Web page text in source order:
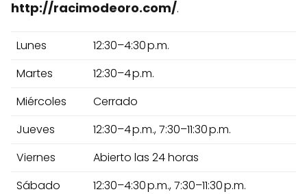
http://racimodeoro.com/.
Lunes
12:30–4:30 p.m.
Martes
12:30–4 p.m.
Miércoles
Cerrado
Jueves
12:30–4 p.m., 7:30–11:30 p.m.
Viernes
Abierto las 24 horas
Sábado
12:30–4:30 p.m., 7:30–11:30 p.m.